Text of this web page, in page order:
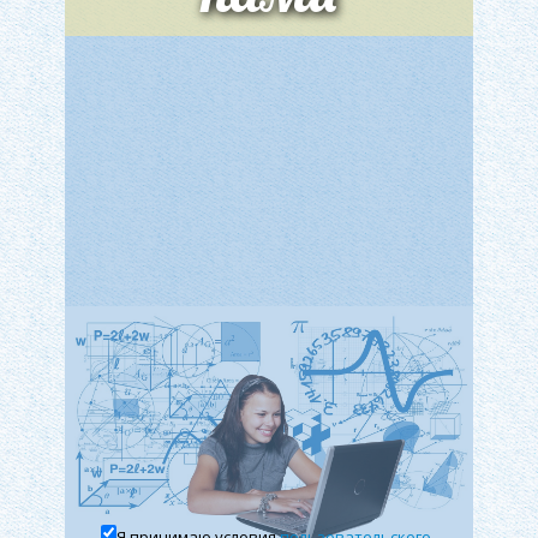
Теория систем управления
Государственное регулирование, Таможня,
Налоги
официальности.
Отдельно следует сказать о чёрном цвете для
делового костюма женщины. Чёрный цвет для
женских деловых повседневных костюмов был
вполне приемлемым буквально до последнего
времени.
Сейчас можно наблюдать, как чёрный деловой
женский костюм тоже постепенно вытесняется
из числа вполне допустимых как деловая
одежда на каждый день, оставаясь только
одеждой для вечера, с той лишь разницей, что
современная деловая женщина оденет чёрный
костюм на деловую конференцию, на
совещание, где она собирается выступить с
важным предложением, на заседание совета
директоров или учёного совета, на защиту